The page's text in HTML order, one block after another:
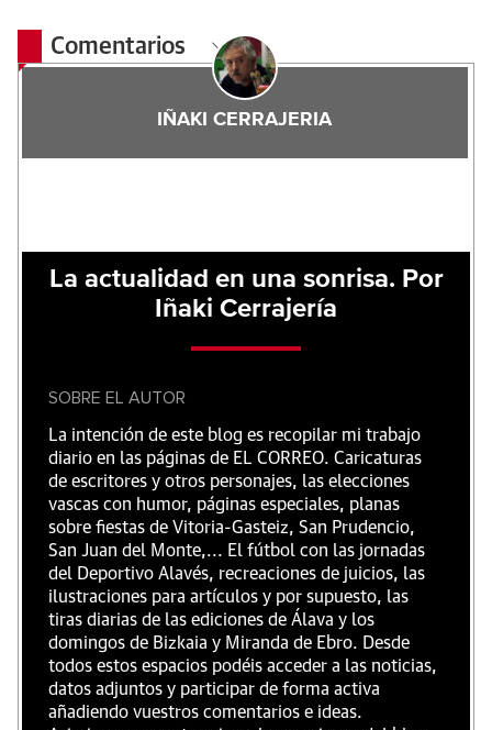
Comentarios
IÑAKI CERRAJERIA
La actualidad en una sonrisa. Por
Iñaki Cerrajería
SOBRE EL AUTOR
La intención de este blog es recopilar mi trabajo
diario en las páginas de EL CORREO. Caricaturas
de escritores y otros personajes, las elecciones
vascas con humor, páginas especiales, planas
sobre fiestas de Vitoria-Gasteiz, San Prudencio,
San Juan del Monte,... El fútbol con las jornadas
del Deportivo Alavés, recreaciones de juicios, las
ilustraciones para artículos y por supuesto, las
tiras diarias de las ediciones de Álava y los
domingos de Bizkaia y Miranda de Ebro. Desde
todos estos espacios podéis acceder a las noticias,
datos adjuntos y participar de forma activa
añadiendo vuestros comentarios e ideas.